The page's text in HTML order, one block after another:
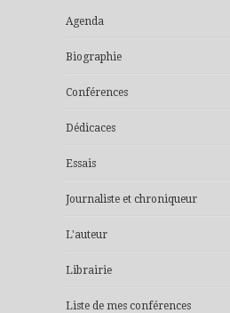
Agenda
Biographie
Conférences
Dédicaces
Essais
Journaliste et chroniqueur
L'auteur
Librairie
Liste de mes conférences